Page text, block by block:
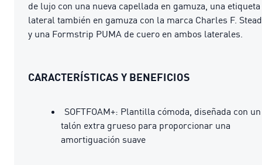
de lujo con una nueva capellada en gamuza, una etiqueta
lateral también en gamuza con la marca Charles F. Stead
y una Formstrip PUMA de cuero en ambos laterales.
CARACTERÍSTICAS Y BENEFICIOS
SOFTFOAM+: Plantilla cómoda, diseñada con un
talón extra grueso para proporcionar una
amortiguación suave